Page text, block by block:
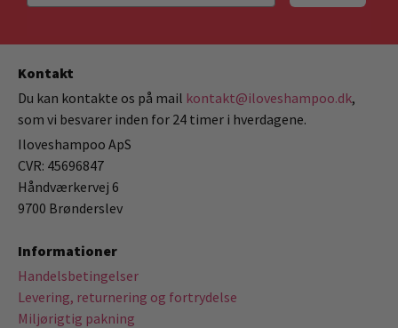
Kontakt
Du kan kontakte os på mail kontakt@iloveshampoo.dk,
som vi besvarer inden for 24 timer i hverdagene.
Iloveshampoo ApS
CVR: 45696847
Håndværkervej 6
9700 Brønderslev
Informationer
Handelsbetingelser
Levering, returnering og fortrydelse
Miljørigtig pakning